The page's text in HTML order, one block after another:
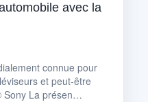
avec la
connue pour
et peut-être
Sony La présen…